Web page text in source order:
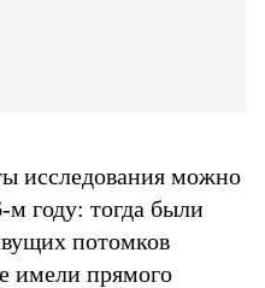
исследования можно
году: тогда были
потомков
имели прямого